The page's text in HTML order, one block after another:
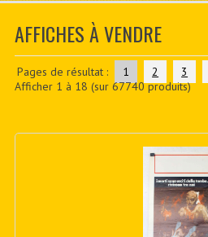
MON COPTE
CONTACTER
PDF BOOKS
AFFICHES À VENDRE
Pages de résultat : 1 2 3
Afficher 1 à 18 (sur 67740produits)